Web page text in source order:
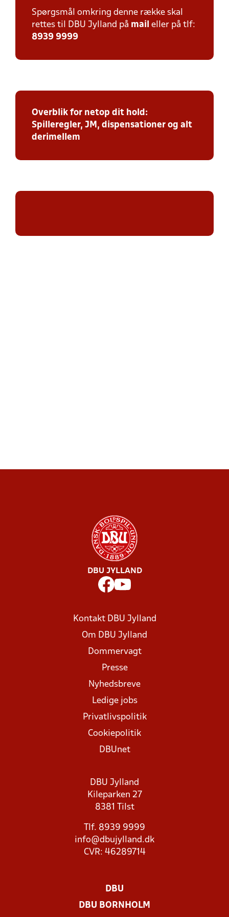
Spørgsmål omkring denne række skal
rettes til DBU Jylland på mail eller på tlf:
8939 9999
Overblik for netop dit hold:
Spilleregler, JM, dispensationer og alt
derimellem
DBU JYLLAND
Kontakt DBU Jylland
Om DBU Jylland
Dommervagt
Presse
Nyhedsbreve
Ledige jobs
Privatlivspolitik
Cookiepolitik
DBUnet
DBU Jylland
Kileparken 27
8381 Tilst
Tlf. 8939 9999
info@dbujylland.dk
CVR: 46289714
DBU
DBU BORNHOLM